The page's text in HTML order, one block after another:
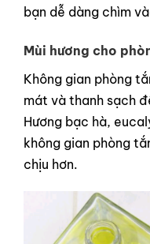
bạn dễ dàng chìm
Mùi hương cho
Không gian phòng
mát và thanh sạch
Hương bạc hà,
không gian phòng
chịu hơn.